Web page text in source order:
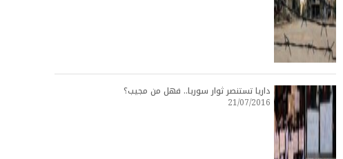
داريا تستنصر ثوار سوريا.. فهل من مجيب؟
21/07/2016